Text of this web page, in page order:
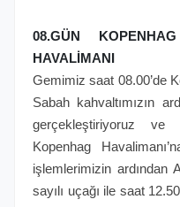
08.GÜN
HAVALİMANI
Gemimiz saat 08.00’de
Sabah kahvaltımızın
gerçekleştiriyoruz
Kopenhag
işlemlerimizin ardından
sayılı uçağı ile saat